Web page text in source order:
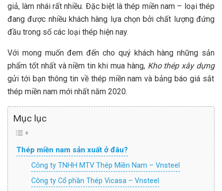
giả, làm nhái rất nhiều. Đặc biệt là thép miền nam – loại thép
đang được nhiều khách hàng lựa chọn bởi chất lượng đứng
đầu trong số các loại thép hiện nay.
Với mong muốn đem đến cho quý khách hàng những sản
phẩm tốt nhất và niềm tin khi mua hàng, Kho thép xây dựng
gửi tới bạn thông tin về thép miền nam và bảng báo giá sắt
thép miền nam mới nhất năm 2020.
Mục lục
Thép miền nam sản xuất ở đâu?
Công ty TNHH MTV Thép Miền Nam – Vnsteel
Công ty Cổ phần Thép Vicasa – Vnsteel